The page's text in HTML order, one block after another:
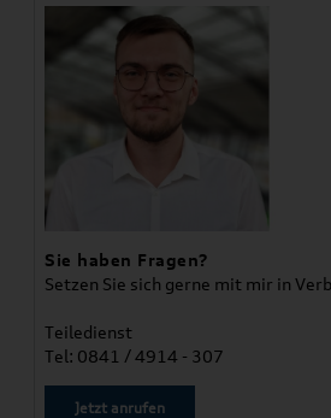
Sie haben Fragen?
Setzen Sie sich gerne mit mir in
Teiledienst
Tel: 0841 / 4914 - 307
Jetzt anrufen